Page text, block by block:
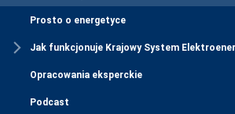
Prosto o energetyce
Jak funkcjonuje Krajowy System
Opracowania eksperckie
Podcast